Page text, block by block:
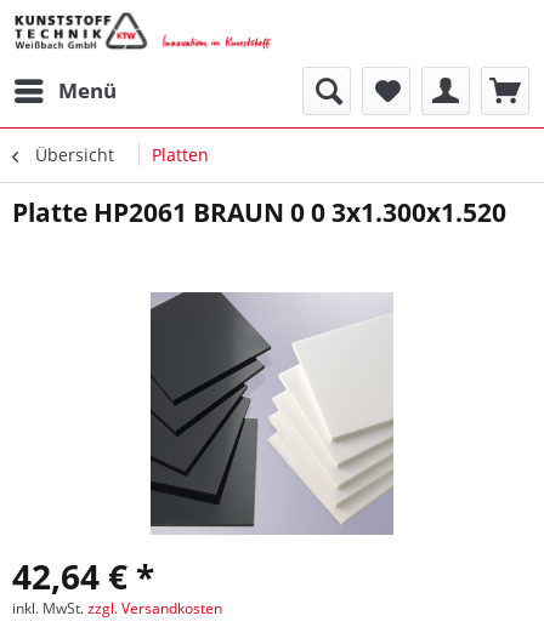
Menü
Übersicht Platten
Platte HP2061 BRAUN 0 0 3x1.300x1.520
42,64 € *
inkl. MwSt.zzgl. Versandkosten